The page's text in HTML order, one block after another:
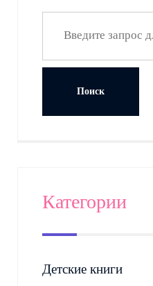
Категории
Детские книги